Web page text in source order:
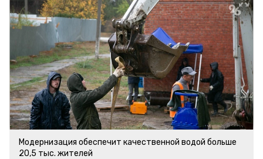
Модернизация обеспечит качественной водой больше
20,5 тыс. жителей